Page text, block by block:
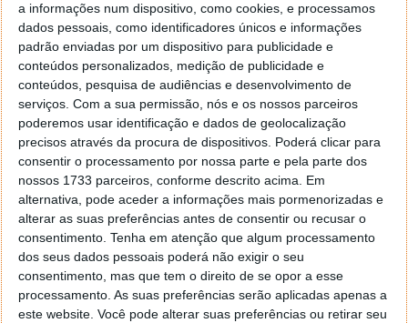
a informações num dispositivo, como cookies, e processamos
dados pessoais, como identificadores únicos e informações
padrão enviadas por um dispositivo para publicidade e
conteúdos personalizados, medição de publicidade e
conteúdos, pesquisa de audiências e desenvolvimento de
serviços. Com a sua permissão, nós e os nossos parceiros
poderemos usar identificação e dados de geolocalização
precisos através da procura de dispositivos. Poderá clicar para
consentir o processamento por nossa parte e pela parte dos
nossos 1733 parceiros, conforme descrito acima. Em
alternativa, pode aceder a informações mais pormenorizadas e
alterar as suas preferências antes de consentir ou recusar o
consentimento. Tenha em atenção que algum processamento
dos seus dados pessoais poderá não exigir o seu
consentimento, mas que tem o direito de se opor a esse
processamento. As suas preferências serão aplicadas apenas a
este website. Você pode alterar suas preferências ou retirar seu
Embora isto exija mais interação (o que pode ser
difícil durante uma emergência real), também parece
muito menos provável que resulte em chamadas de
emergência acidentais e indesejadas. A Google já
partilhou que esta mudança não sójá está a chegar
como este novo comportamento de pressionar
durante três segundos se tornará o padrão para o
SOS de emergência.
Embora os utilizadores possam voltar à antiga
funcionalidade de chamada automática, a menos que
cancele, terá de a alterar manualmente. Para isso, e
num smartwatch Pixel, têm de navegar até
Definições > Segurança e emergência > SOS de
emergência > Formas de iniciar o SOS.